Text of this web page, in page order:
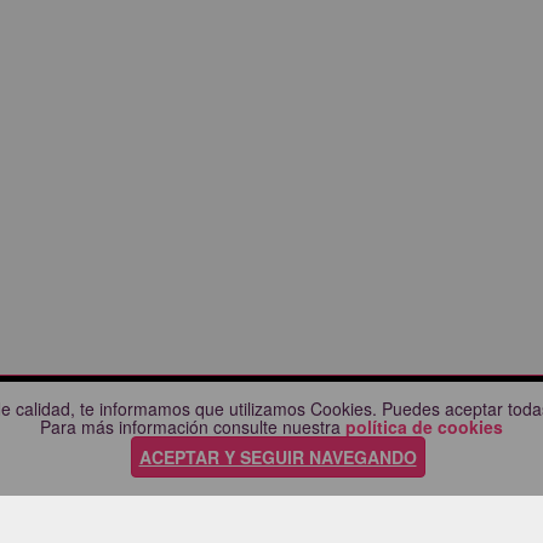
te informamos que utilizamos Cookies. Puedes aceptar
Para más información consulte nuestra política de cookies
ACEPTAR Y SEGUIR NAVEGANDO
AYUDA
Comprueba tu compra
Preguntas frecuentes